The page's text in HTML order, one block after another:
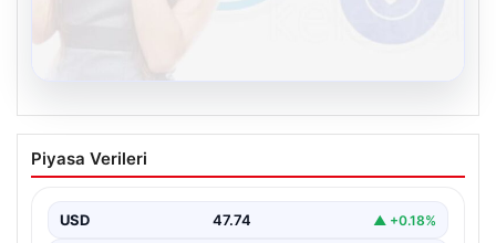
08.08.2026
Kelebek.Org İle Dijital İletişimin Seviyeli
Adresi Ve Muhabbet Deneyimi
kurması büyük bir hassasiyet ifade etmektedir.
Günümüzde…
Piyasa Verileri
USD 47.74 ▲ +0.18%